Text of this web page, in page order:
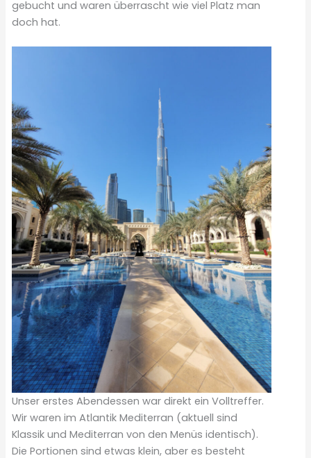
gebucht und waren überrascht wie viel Platz man
doch hat.
Unser erstes Abendessen war direkt ein Volltreffer.
Wir waren im Atlantik Mediterran (aktuell sind
Klassik und Mediterran von den Menüs identisch).
Die Portionen sind etwas klein, aber es besteht